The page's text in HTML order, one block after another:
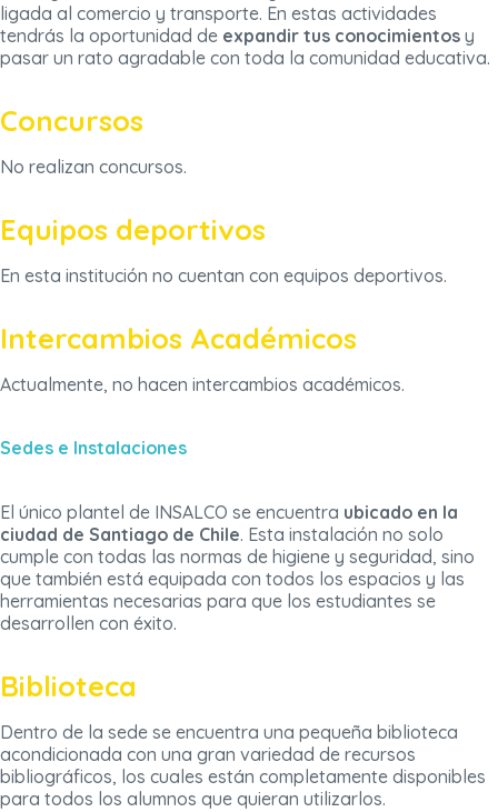
ligada al comercio y transporte. En estas actividades
tendrás la oportunidad de expandir tus conocimientos y
pasar un rato agradable con toda la comunidad educativa.
Concursos
No realizan concursos.
Equipos deportivos
En esta institución no cuentan con equipos deportivos.
Intercambios Académicos
Actualmente, no hacen intercambios académicos.
Sedes e Instalaciones
El único plantel de INSALCO se encuentra ubicado en la
ciudad de Santiago de Chile. Esta instalación no solo
cumple con todas las normas de higiene y seguridad, sino
que también está equipada con todos los espacios y las
herramientas necesarias para que los estudiantes se
desarrollen con éxito.
Biblioteca
Dentro de la sede se encuentra una pequeña biblioteca
acondicionada con una gran variedad de recursos
bibliográficos, los cuales están completamente disponibles
para todos los alumnos que quieran utilizarlos.